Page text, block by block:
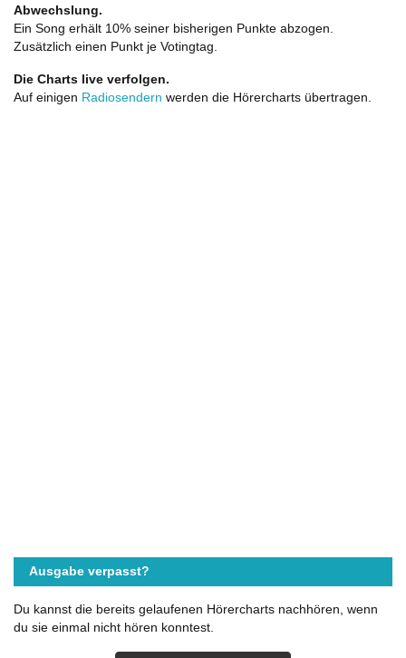
Abwechslung.
Ein Song erhält 10% seiner bisherigen Punkte abzogen.
Zusätzlich einen Punkt je Votingtag.
Die Charts live verfolgen.
Auf einigen Radiosendern werden die Hörercharts übertragen.
Ausgabe verpasst?
Du kannst die bereits gelaufenen Hörercharts nachhören, wenn
du sie einmal nicht hören konntest.